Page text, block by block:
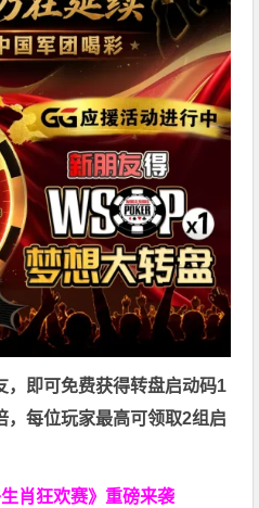
，即可免费获得转盘启动码1
，每位玩家最高可领取2组启
生肖狂欢赛》重磅来袭